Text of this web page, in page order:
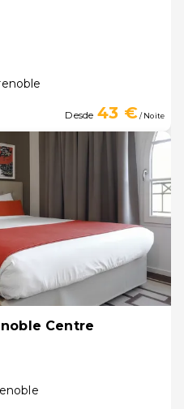
Desde 43 €/ Noite
Centre